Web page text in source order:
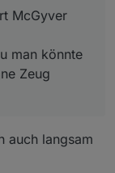
McGyver
man könnte
Zeug
auch langsam